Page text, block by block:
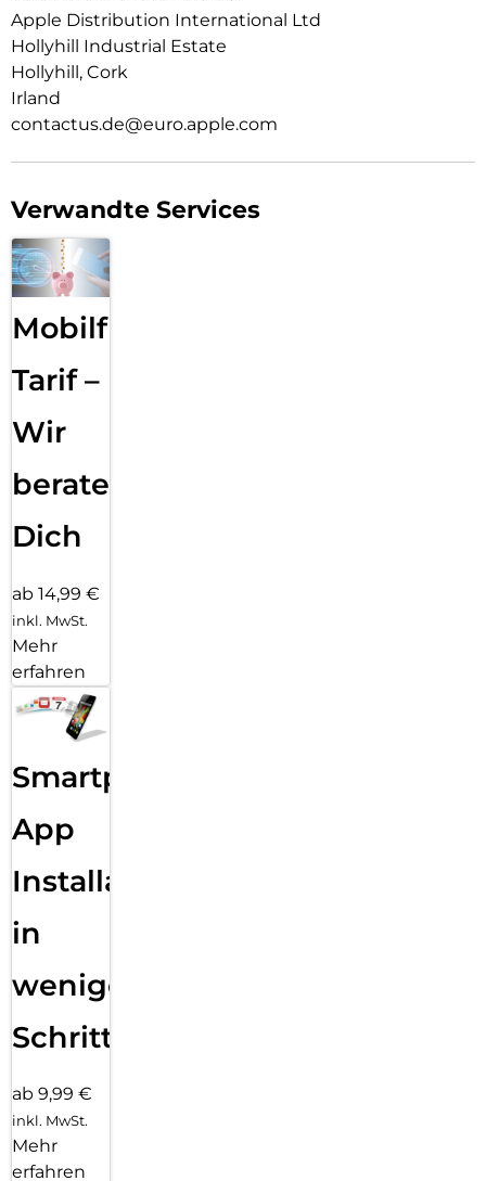
des Design‑ und Fertigungs­prozesses Tausende von
Teststunden. Deshalb sieht es nicht nur großartig aus,
sondern ist auch dafür gemacht, dein iPhone vor Kratzern
und bei Stürzen zu schützen.
Apple Distribution International Ltd
Hollyhill Industrial Estate
Hollyhill, Cork
Irland
contactus.de@euro.apple.com
Verwandte Services
Mobilfunk
Tarif –
Wir
beraten
Dich
ab 14,99 €
inkl. MwSt.
Mehr
erfahren
Smartphone
App
Installation
in
wenigen
Schritten
ab 9,99 €
inkl. MwSt.
Mehr
erfahren